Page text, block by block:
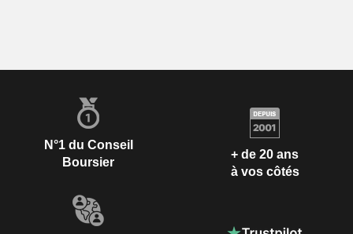
N°1 du Conseil
Boursier
+ de 20 ans
à vos côtés